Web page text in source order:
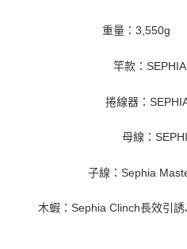
重量：3,550g
竿款：
捲線器：
母線：
子線：Sephia
木蝦：Sephia Clinch長效引